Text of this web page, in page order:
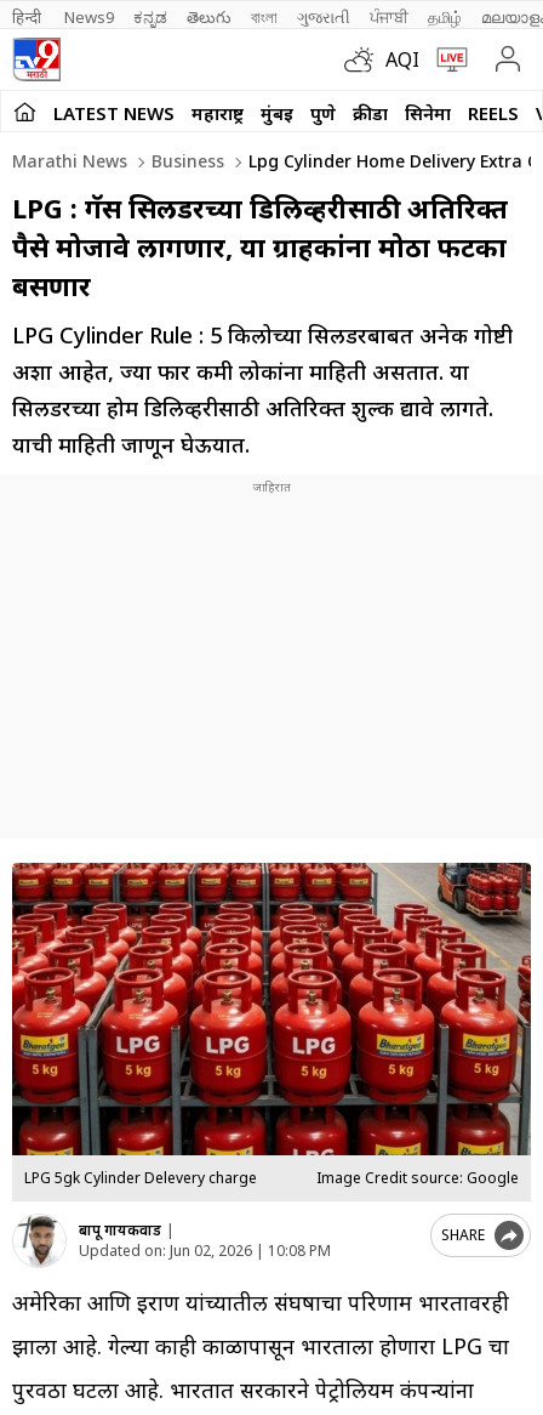
हिन्दी News9 ಕನ್ನಡ తెలుగు বাংলা ગુજરાતી ਪੰਜਾਬੀ தமிழ்
AQI
LATEST NEWS महाराष्ट्र मुंबई पुणे क्रीडा सिनेमा REELS
Marathi News Business Lpg Cylinder Home Delivery Extra
LPG : गॅस सिलिंडरच्या डिलिव्हरीसाठी अतिरिक्त
पैसे मोजावे लागणार, या ग्राहकांना मोठा फटका
बसणार
LPG Cylinder Rule : 5 किलोच्या सिलेंडरबाबत अनेक गोष्टी
अशा आहेत, ज्या फार कमी लोकांना माहिती असतात. या
सिलेंडरच्या होम डिलिव्हरीसाठी अतिरिक्त शुल्क द्यावे लागते.
याची माहिती जाणून घेऊयात.
LPG 5gk Cylinder Delevery charge Image Credit source: Google
बापू गायकवाड |
Updated on: Jun 02, 2026 | 10:08 PM
SHARE
अमेरिका आणि इराण यांच्यातील संघर्षाचा परिणाम भारतावरही
झाला आहे. गेल्या काही काळापासून भारताला होणारा LPG चा
पुरवठा घटला आहे. भारतात सरकारने पेट्रोलियम कंपन्यांना